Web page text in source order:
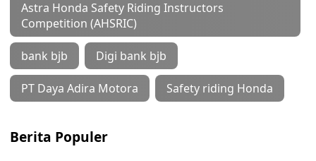
Astra Honda Safety Riding Instructors
Competition (AHSRIC)
bank bjb Digi bank bjb
PT Daya Adira Motora Safety riding Honda
Berita Populer